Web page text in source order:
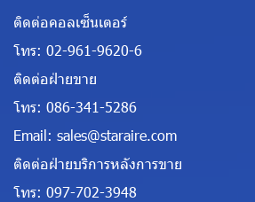
ติดต่อคอลเซ็นเตอร์
โทร: 02-961-9620-6
ติดต่อฝ่ายขาย
โทร: 086-341-5286
Email: sales@staraire.com
ติดต่อฝ่ายบริการหลังการขาย
โทร: 097-702-3948